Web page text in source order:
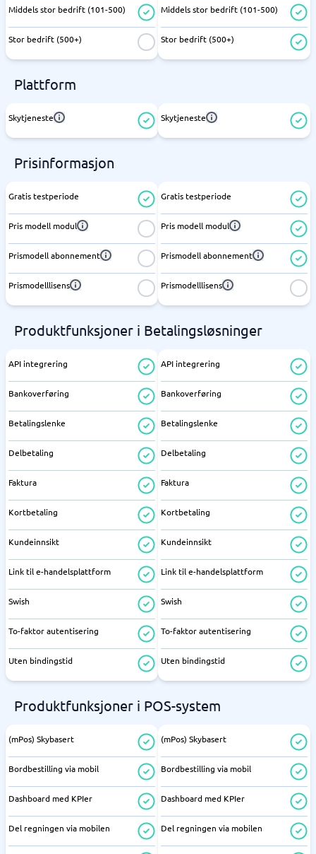
Middels stor bedrift (101-500)
Stor bedrift (500+)
Middels stor bedrift (101-500)
Stor bedrift (500+)
Plattform
Skytjeneste Skytjeneste
Prisinformasjon
Gratis testperiode
Pris modell modul
Prismodell abonnement
Prismodelllisens
Gratis testperiode
Pris modell modul
Prismodell abonnement
Prismodelllisens
Produktfunksjoner i Betalingsløsninger
API integrering
Bankoverføring
Betalingslenke
Delbetaling
Faktura
Kortbetaling
Kundeinnsikt
Link til e-handelsplattform
Swish
To-faktor autentisering
Uten bindingstid
API integrering
Bankoverføring
Betalingslenke
Delbetaling
Faktura
Kortbetaling
Kundeinnsikt
Link til e-handelsplattform
Swish
To-faktor autentisering
Uten bindingstid
Produktfunksjoner i POS-system
(mPos) Skybasert
Bordbestilling via mobil
Dashboard med KPIer
Del regningen via mobilen
(mPos) Skybasert
Bordbestilling via mobil
Dashboard med KPIer
Del regningen via mobilen